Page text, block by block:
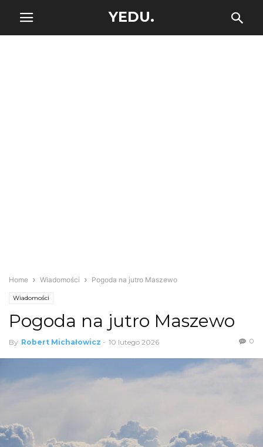
YEDU.
Home Wiadomości Pogoda na jutro Maszewo
Wiadomości
Pogoda na jutro Maszewo
By Robert Michałowicz - 10 lutego 2026 0